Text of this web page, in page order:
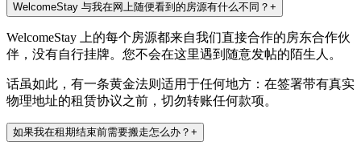
WelcomeStay 与我在网上随便看到的房源有什么不同？ +
WelcomeStay 上的每个房源都来自我们直接合作的房东合作伙
伴，没有自行挂牌。您不会在这里遇到随意发帖的陌生人。
话虽如此，有一条黄金法则适用于任何地方：在签署带有真实
物理地址的租赁协议之前，切勿转账任何款项。
如果我在租期结束前需要搬走怎么办？ +